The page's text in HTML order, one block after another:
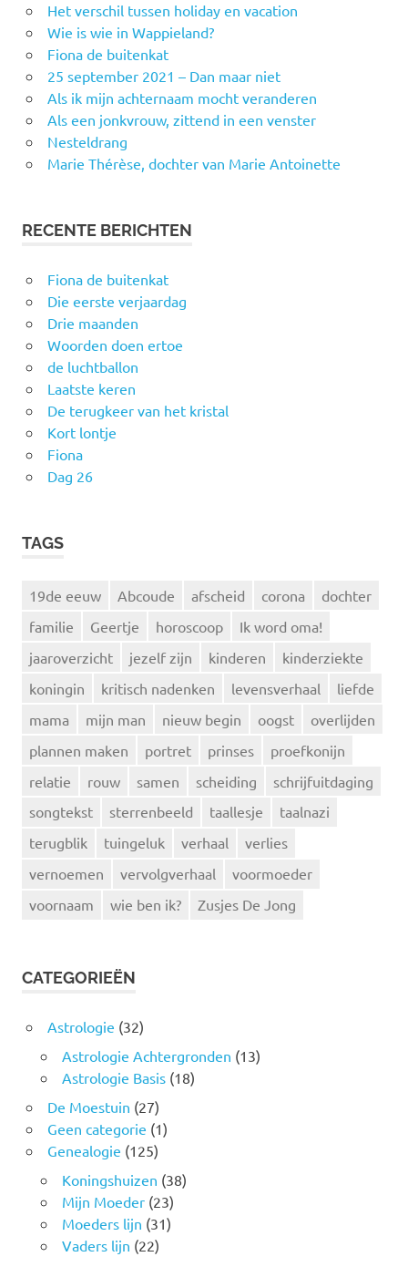
Het verschil tussen holiday en vacation
Wie is wie in Wappieland?
Fiona de buitenkat
25 september 2021 – Dan maar niet
Als ik mijn achternaam mocht veranderen
Als een jonkvrouw, zittend in een venster
Nesteldrang
Marie Thérèse, dochter van Marie Antoinette
RECENTE BERICHTEN
Fiona de buitenkat
Die eerste verjaardag
Drie maanden
Woorden doen ertoe
de luchtballon
Laatste keren
De terugkeer van het kristal
Kort lontje
Fiona
Dag 26
TAGS
19de eeuw Abcoude afscheid corona
dochter
familie
Geertje horoscoop
Ik word oma!
jaaroverzicht
jezelf zijn kinderen
kinderziekte
koningin
kritisch nadenken levensverhaal
liefde
mama
mijn man nieuw begin oogst
overlijden
plannen maken
portret prinses
proefkonijn
relatie
rouw samen scheiding
schrijfuitdaging
songtekst
sterrenbeeld taallesje
taalnazi
terugblik
tuingeluk verhaal
verlies
vernoemen
vervolgverhaal
voormoeder
voornaam
wie ben ik? Zusjes De Jong
CATEGORIEËN
Astrologie (32)
Astrologie Achtergronden (13)
Astrologie Basis(18)
De Moestuin (27)
Geen categorie (1)
Genealogie (125)
Koningshuizen (38)
Mijn Moeder(23)
Moeders lijn (31)
Vaders lijn (22)